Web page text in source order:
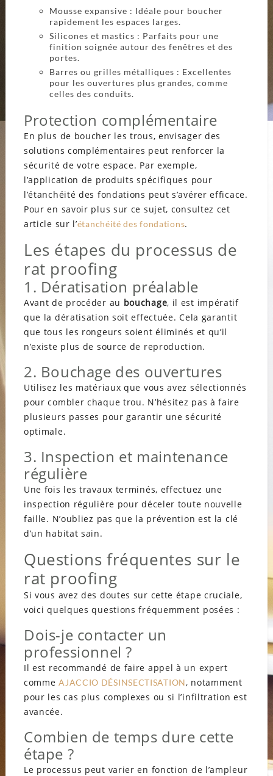
Mousse expansive : Idéale pour boucher
rapidement les espaces larges.
Silicones et mastics : Parfaits pour une
finition soignée autour des fenêtres et des
portes.
Barres ou grilles métalliques : Excellentes
pour les ouvertures plus grandes, comme
celles des conduits.
Protection complémentaire
En plus de boucher les trous, envisager des
solutions complémentaires peut renforcer la
sécurité de votre espace. Par exemple,
l’application de produits spécifiques pour
l’étanchéité des fondations peut s’avérer efficace.
Pour en savoir plus sur ce sujet, consultez cet
article sur l’étanchéité des fondations.
Les étapes du processus de
rat proofing
1. Dératisation préalable
Avant de procéder au bouchage, il est impératif
que la dératisation soit effectuée. Cela garantit
que tous les rongeurs soient éliminés et qu’il
n’existe plus de source de reproduction.
2. Bouchage des ouvertures
Utilisez les matériaux que vous avez sélectionnés
pour combler chaque trou. N’hésitez pas à faire
plusieurs passes pour garantir une sécurité
optimale.
3. Inspection et maintenance
régulière
Une fois les travaux terminés, effectuez une
inspection régulière pour déceler toute nouvelle
faille. N’oubliez pas que la prévention est la clé
d’un habitat sain.
Questions fréquentes sur le
rat proofing
Si vous avez des doutes sur cette étape cruciale,
voici quelques questions fréquemment posées :
Dois-je contacter un
professionnel ?
Il est recommandé de faire appel à un expert
commeAJACCIO DÉSINSECTISATION, notamment
pour les cas plus complexes ou si l’infiltration est
avancée.
Combien de temps dure cette
étape ?
Le processus peut varier en fonction de l’ampleur